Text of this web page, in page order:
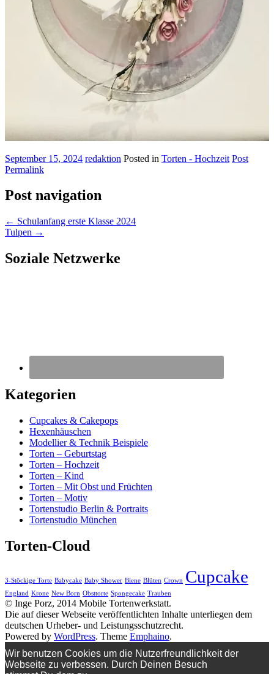
September 15, 2024 redaktion Posted in Torten - Hochzeit Post
Permalink
Post navigation
← Schulanfang erste Klasse 2024
Tulpen →
Soziale Netzwerke
Kategorien
Cupcakes & Cakepops
Hexenhäuschen
Modellier & Technik Beispiele
Torten – Geburtstag
Torten – Hochzeit
Torten – Kind
Torten – Mit Obst und Früchten
Torten – Motiv
Tortenstudio Berlin & Portraits
Tortenstudio München
Torten-Cloud
3-Stöckige Torte Babycake Baby Shower Biene Blüten Crown Cupcake
England Krone New Born Obsttorte Spongecake Trauben
© Inge Porz, 2014 Mobile Tortenwerkstatt.
Die auf dieser Webseite veröffentlichten Inhalte unterliegen dem
deutschen Urheber- und Leistungsschutzrecht.
Powered by WordPress. Theme Emphaino.
Wir benutzen Cookies um die Nutzerfreundlichkeit der
Webseite zu verbessen. Durch Deinen Besuch